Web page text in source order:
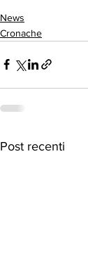
News
Cronache
Post recenti